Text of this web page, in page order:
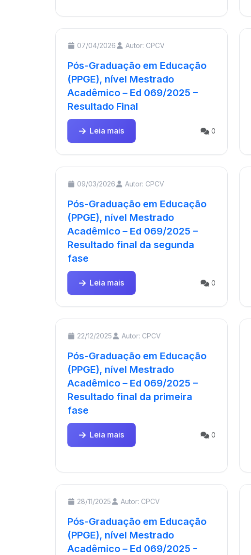
07/04/2026 Autor: CPCV
Pós-Graduação em Educação
(PPGE), nível Mestrado
Acadêmico – Ed 069/2025 –
Resultado Final
Leia mais 0
09/03/2026 Autor: CPCV
Pós-Graduação em Educação
(PPGE), nível Mestrado
Acadêmico – Ed 069/2025 –
Resultado final da segunda
fase
Leia mais 0
22/12/2025 Autor: CPCV
Pós-Graduação em Educação
(PPGE), nível Mestrado
Acadêmico – Ed 069/2025 –
Resultado final da primeira
fase
Leia mais 0
28/11/2025 Autor: CPCV
Pós-Graduação em Educação
(PPGE), nível Mestrado
Acadêmico – Ed 069/2025 -